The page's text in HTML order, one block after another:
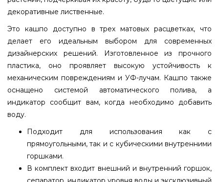
декоративные лиственные.
Это кашпо доступно в трех матовых расцветках, что
делает его идеальным выбором для современных
дизайнерских решений. Изготовленное из прочного
пластика, оно проявляет высокую устойчивость к
механическим повреждениям и УФ-лучам. Кашпо также
оснащено системой автоматического полива, а
индикатор сообщит вам, когда необходимо добавить
воду.
Подходит для использования как с
прямоугольными, так и с кубическими внутренними
горшками.
В комплект входит внешний и внутренний горшок,